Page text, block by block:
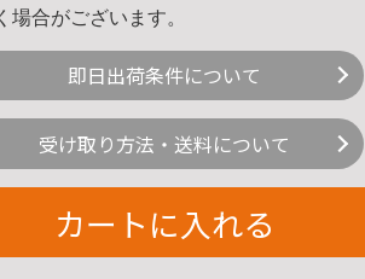
場合がございます。
即日出荷条件について
受け取り方法・送料について
カートに入れる